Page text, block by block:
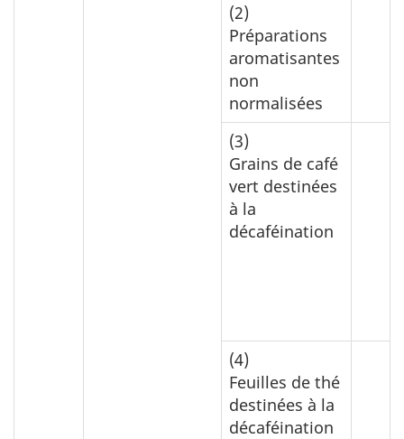
(2)
Préparations
aromatisantes
non
normalisées
(3)
Grains de café
vert destinées
à la
décaféination
(4)
Feuilles de thé
destinées à la
décaféination